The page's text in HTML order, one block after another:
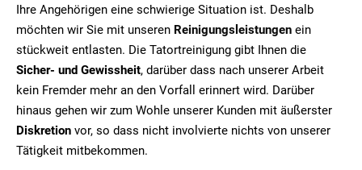
Ihre Angehörigen eine schwierige Situation ist. Deshalb
möchten wir Sie mit unseren Reinigungsleistungen ein
stückweit entlasten. Die Tatortreinigung gibt Ihnen die
Sicher- und Gewissheit, darüber dass nach unserer Arbeit
kein Fremder mehr an den Vorfall erinnert wird. Darüber
hinaus gehen wir zum Wohle unserer Kunden mit äußerster
Diskretion vor, so dass nicht involvierte nichts von unserer
Tätigkeit mitbekommen.